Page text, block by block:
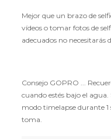
Mejor que un brazo de
vídeos o tomar fotos de
adecuados no necesitarás
Consejo GOPRO ...
cuando estés bajo el
modo timelapse durante
toma.